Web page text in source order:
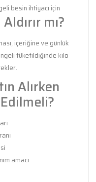
besin ihtiyacı için
mı?
içeriğine ve günlük
tüketildiğinde kilo
Alırken
amacı